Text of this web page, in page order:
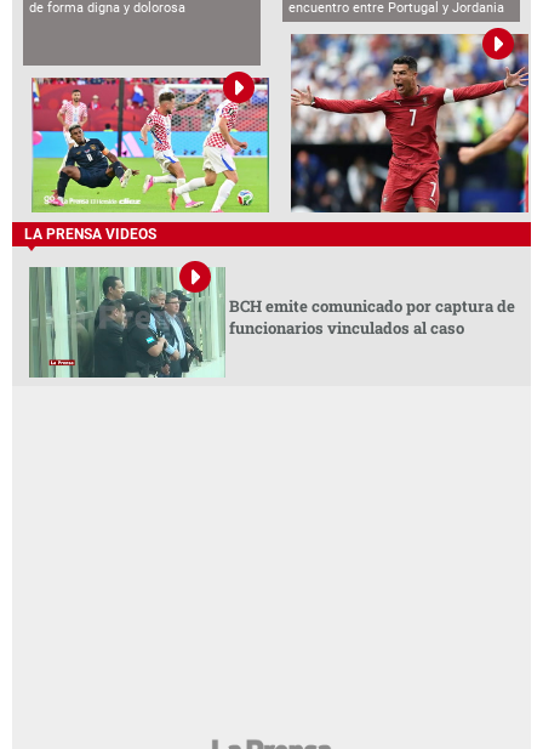
de forma digna y dolorosa
encuentro entre Portugal y Jordania
LA PRENSA VIDEOS
BCH emite comunicado por captura de
funcionarios vinculados al caso